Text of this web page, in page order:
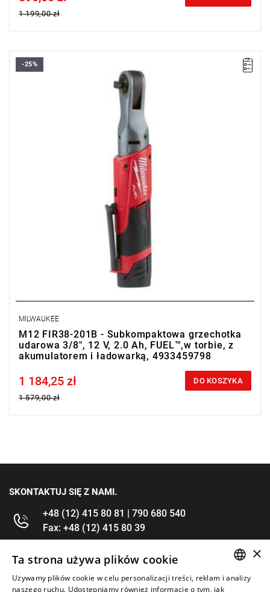
1 199,00 zł
• Napięcie: 12 V
• Prędkość bez obciążenia: 0-200 obr/min
• Maks. moment obrotowy: 75 Nm
• Uchwyt narzędzia: 3/8" kwadratowy
• Pojemność akumulatora: 2.0 Ah
• Ładowarka w zestawie: 40 min
• Waga z akumulatorem: 1,4 kg
-25%
MILWAUKEE
M12 FIR38-201B - Subkompaktowa grzechotka
udarowa 3/8", 12 V, 2.0 Ah, FUEL™,w torbie, z
akumulatorem i ładowarką, 4933459798
Price tax included
1 184,25 zł
1 579,00 zł
DO KOSZYKA
SKONTAKTUJ SIĘ Z NAMI.
+48 (12) 415 80 81 | 790 680 540
Fax: +48 (12) 415 80 39
kontakt@im-narzedzia.pl
INFORMACJE
×
Ta strona używa plików cookie
Używamy plików cookie w celu personalizacji treści, reklam i analizy
naszego ruchu. Udostępniamy również informacje o tym, jak